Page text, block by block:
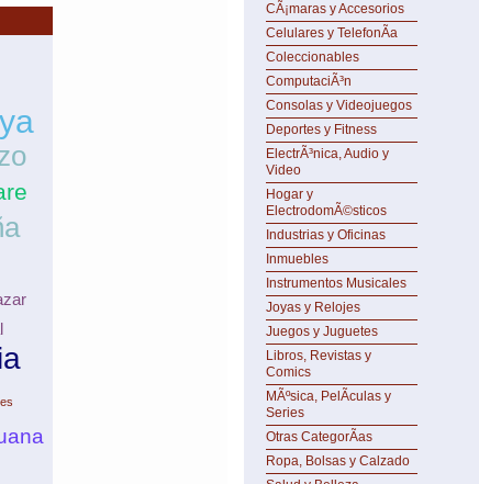
CÃ¡maras y Accesorios
Celulares y TelefonÃ­a
Coleccionables
ComputaciÃ³n
Consolas y Videojuegos
Deportes y Fitness
ElectrÃ³nica, Audio y
Video
Hogar y
ElectrodomÃ©sticos
Industrias y Oficinas
Inmuebles
Instrumentos Musicales
Joyas y Relojes
Juegos y Juguetes
Libros, Revistas y
Comics
MÃºsica, PelÃ­culas y
Series
Otras CategorÃ­as
Ropa, Bolsas y Calzado